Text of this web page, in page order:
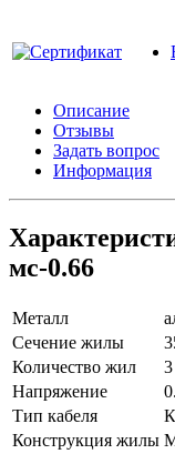
Описание
Отзывы
Задать вопрос
Информация
мс-0.66
Металл
Сечение жилы
Количество жил
3
Напряжение
Тип кабеля
Конструкция жилы